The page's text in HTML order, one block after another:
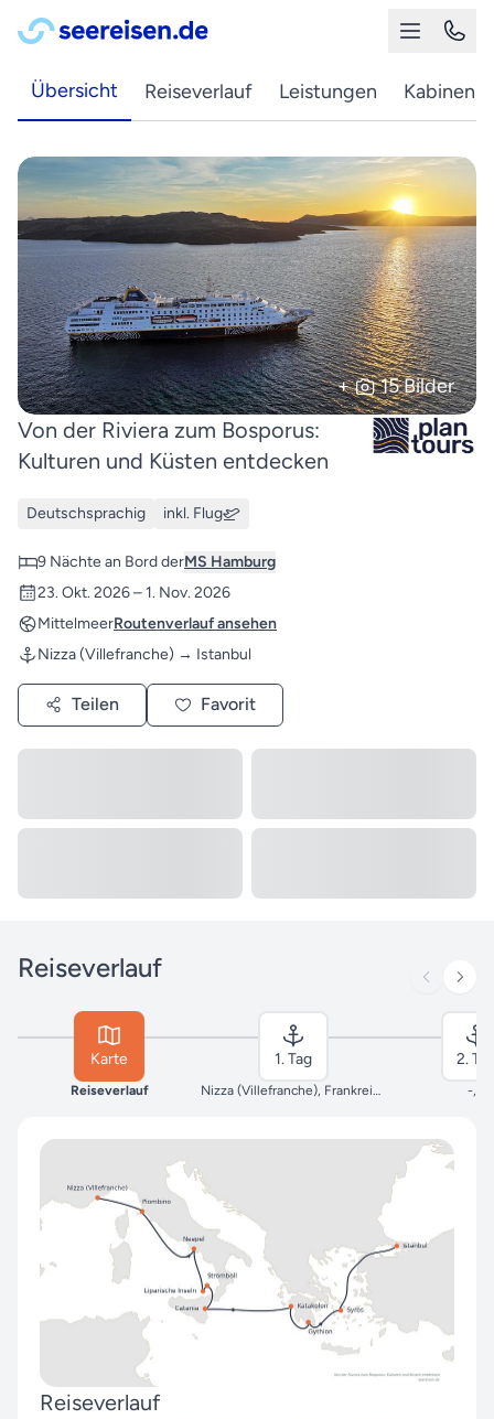
Übersicht Reiseverlauf Leistungen Kabinen
+ 15 Bilder
Von der Riviera zum Bosporus:
Kulturen und Küsten entdecken
Deutschsprachig inkl. Flug
9 Nächte an Bord derMS Hamburg
23. Okt. 2026 – 1. Nov. 2026
MittelmeerRoutenverlauf ansehen
Nizza (Villefranche) → Istanbul
Teilen Favorit
Reiseverlauf
Karte
Reiseverlauf
1. Tag 2.
-, -
Reiseverlauf